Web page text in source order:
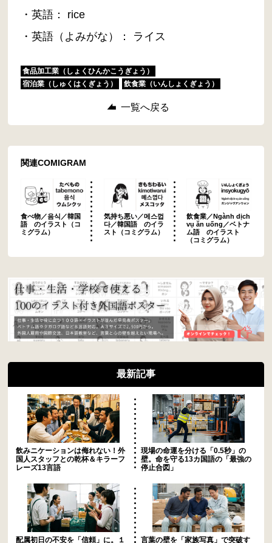
・英語： rice
・英語（よみがな）： ライス
食品加工業（しょくひんかこうぎょう）
宿泊業（しゅくはくぎょう）
飲食業（いんしょくぎょう）
一覧へ戻る
関連COMIGRAM
食べ物／음식／韓国
語 のイラスト（コ
ミグラム）
気持ち悪い／메스껍
다／韓国語 のイラ
スト（コミグラム）
飲食業／Ngành dịch
vụ ăn uống／ベトナ
ム語 のイラスト
（コミグラム）
最新記事
飲みニケーションは侮れない！外
国人スタッフとの乾杯＆キラーフ
レーズ13言語
現場の命運を分ける「0.5秒」の
壁。命を守る13カ国語の「最強の
停止合図」
配属初日の不安を「信頼」に。１ 言葉の壁を「家族写真」で突破す